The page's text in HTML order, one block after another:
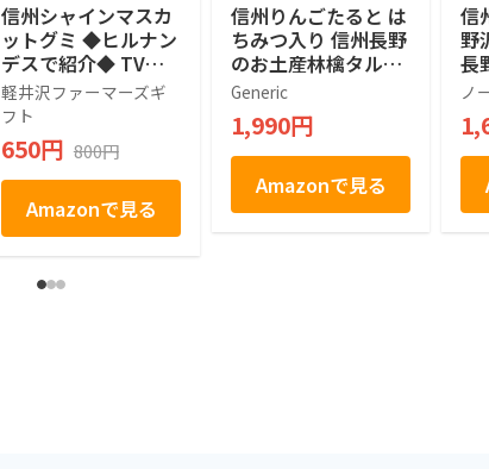
信州シャインマスカ
ットグミ ◆ヒルナン
デスで紹介◆ TVで
話題 売れ筋 人気ス
イーツ 人気 デザー
ト お取り寄せ お取
り寄せグルメ お菓子
駄菓子 個包装 グミ
ぶどう シャインマス
カット プレゼント
ギフト お土産 信州
産 信州 長野 小分け
軽井沢ファーマーズギ
フト
650円 800円
Amazonで見る
信州りんごたると は
ちみつ入り 信州長野
のお土産林檎タルト
(2箱, 6, 個入)
Generic
1,990円
Amazonで見る
信
野
長
ク
ノ